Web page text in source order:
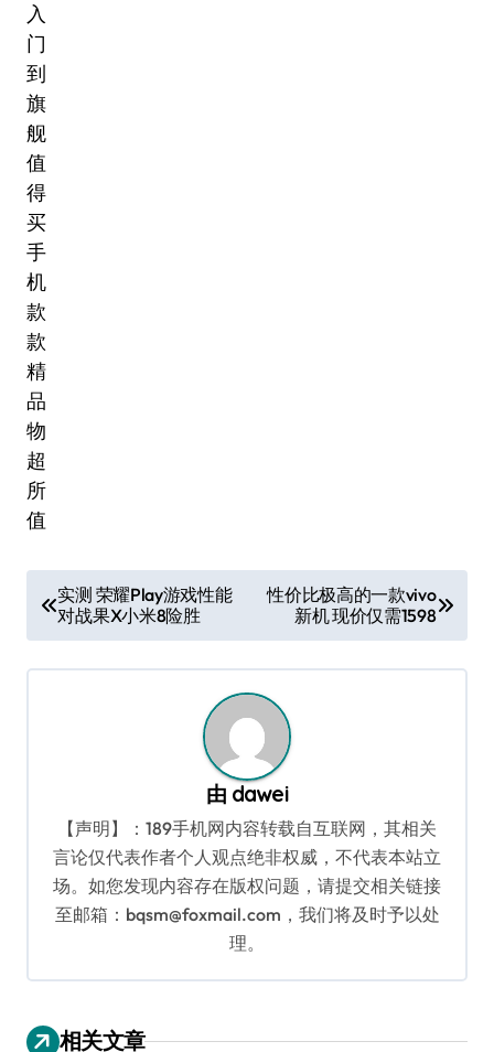
章
导
实测 荣耀Play游戏性能
对战果X小米8险胜
性价比极高的一款vivo
新机 现价仅需1598
由 dawei
【声明】：189手机网内容转载自互联网，其相关
言论仅代表作者个人观点绝非权威，不代表本站立
场。如您发现内容存在版权问题，请提交相关链接
至邮箱：bqsm@foxmail.com，我们将及时予以处
理。
相关文章